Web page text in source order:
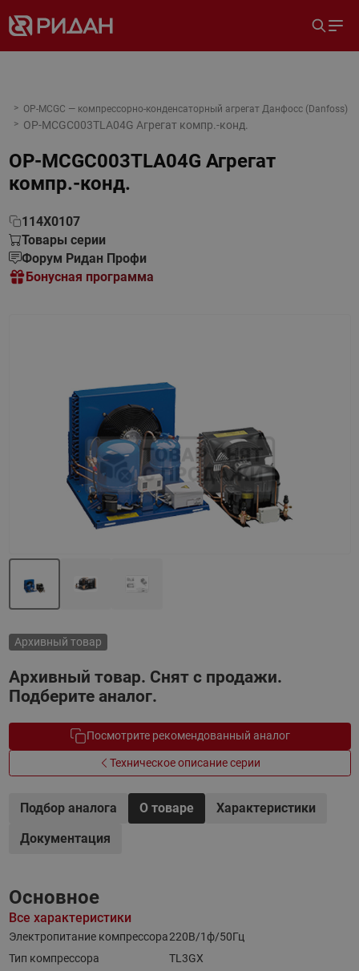
OP-MCGC — компрессорно-конденсаторный агрегат Данфосс (Danfoss)
OP-MCGC003TLA04G Агрегат компр.-конд.
OP-MCGC003TLA04G Агрегат
компр.-конд.
114X0107
Товары серии
Форум Ридан Профи
Бонусная программа
Архивный товар
Архивный товар. Снят с продажи.
Подберите аналог.
Посмотрите рекомендованный аналог
Техническое описание серии
Назад
Подбор аналога О товаре
Характеристики
Документация
Основное
Все характеристики
Электропитание компрессора220В/1ф/50Гц
Тип компрессора
TL3GX